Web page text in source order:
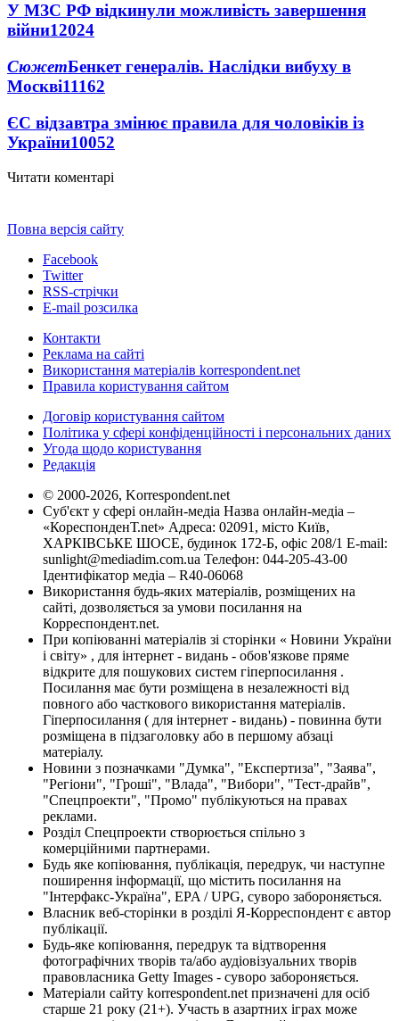
У МЗС РФ відкинули можливість завершення
війни12024
СюжетБенкет генералів. Наслідки вибуху в
Москві11162
ЄС відзавтра змінює правила для чоловіків із
України10052
Читати коментарі
Повна версія сайту
Facebook
Twitter
RSS-стрічки
E-mail розсилка
Контакти
Реклама на сайті
Використання матеріалів korrespondent.net
Правила користування сайтом
Договір користування сайтом
Політика у сфері конфіденційності і персональних даних
Угода щодо користування
Редакція
© 2000-2026, Korrespondent.net
Суб'єкт у сфері онлайн-медіа Назва онлайн-медіа –
«КореспонденТ.net» Адреса: 02091, місто Київ,
ХАРКІВСЬКЕ ШОСЕ, будинок 172-Б, офіс 208/1 E-mail:
sunlight@mediadim.com.ua Телефон: 044-205-43-00
Ідентифікатор медіа – R40-06068
Використання будь-яких матеріалів, розміщених на
сайті, дозволяється за умови посилання на
Корреспондент.net.
При копіюванні матеріалів зі сторінки « Новини України
і світу» , для інтернет - видань - обов'язкове пряме
відкрите для пошукових систем гіперпосилання .
Посилання має бути розміщена в незалежності від
повного або часткового використання матеріалів.
Гіперпосилання ( для інтернет - видань) - повинна бути
розміщена в підзаголовку або в першому абзаці
матеріалу.
Новини з позначками "Думка", "Експертиза", "Заява",
"Регіони", "Гроші", "Влада", "Вибори", "Тест-драйв",
"Спецпроекти", "Промо" публікуються на правах
реклами.
Розділ Спецпроекти створюється спільно з
комерційними партнерами.
Будь яке копіювання, публікація, передрук, чи наступне
поширення інформації, що містить посилання на
"Інтерфакс-Україна", EPA / UPG, суворо забороняється.
Власник веб-сторінки в розділі Я-Корреспондент є автор
публікації.
Будь-яке копіювання, передрук та відтворення
фотографічних творів та/або аудіовізуальних творів
правовласника Getty Images - суворо забороняється.
Матеріали сайту korrespondent.net призначені для осіб
старше 21 року (21+). Участь в азартних іграх може